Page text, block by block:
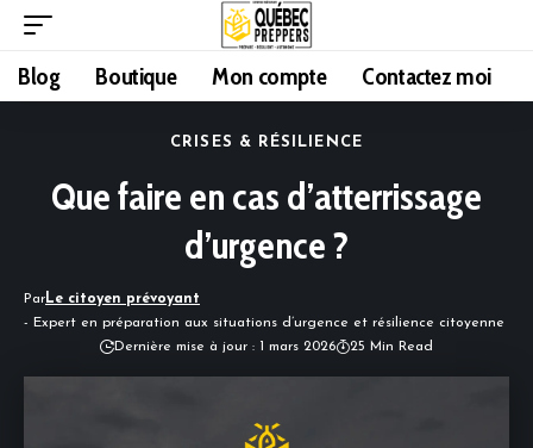
Blog Boutique Mon compte Contactez moi
CRISES & RÉSILIENCE
Que faire en cas d’atterrissage
d’urgence ?
ParLe citoyen prévoyant
- Expert en préparation aux situations d’urgence et résilience citoyenne
Dernière mise à jour : 1 mars 2026
25 Min Read